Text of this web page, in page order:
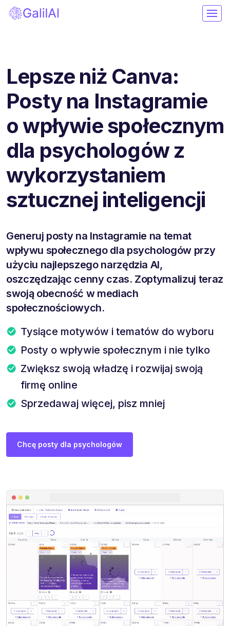
Lepsze niż Canva:
Posty na Instagramie
o wpływie społecznym
dla psychologów z
wykorzystaniem
sztucznej inteligencji
Generuj posty na Instagramie na temat
wpływu społecznego dla psychologów przy
użyciu najlepszego narzędzia AI,
oszczędzając cenny czas. Zoptymalizuj teraz
swoją obecność w mediach
społecznościowych.
Tysiące motywów i tematów do wyboru
Posty o wpływie społecznym i nie tylko
Zwiększ swoją władzę i rozwijaj swoją
firmę online
Sprzedawaj więcej, pisz mniej
Chcę posty dla psychologów